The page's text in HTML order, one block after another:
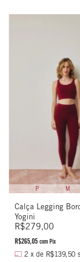
P M
Calça Legging
Yogini
R$279,00
R$265,05 com Pix
2 x de R$139,50